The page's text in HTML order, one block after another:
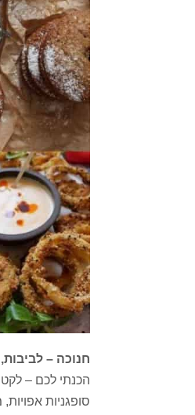
חנוכה –
הכנתי לכם –
סופגניות